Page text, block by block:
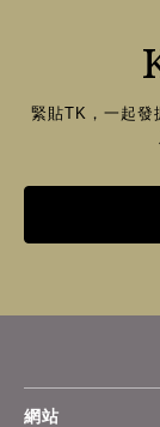
緊貼TK，一起發
網站